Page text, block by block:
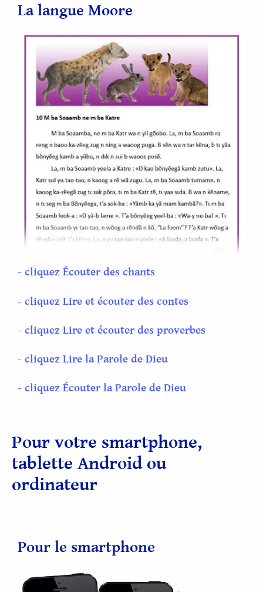
La langue Moore
- cliquez Écouter des chants
- cliquez Lire et écouter des contes
- cliquez Lire et écouter des proverbes
- cliquez Lire la Parole de Dieu
- cliquez Écouter la Parole de Dieu
Pour votre smartphone,
tablette Android ou
ordinateur
Pour le smartphone